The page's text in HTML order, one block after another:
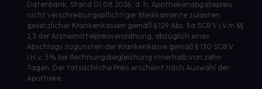
Datenbank, Stand 01.08.2026, d. h. Apothekenabgabepreis
nicht verschreibungspflichtiger Medikamente zulasten
gesetzlicher Krankenkassen gemäß § 129 Abs. 5a SGB V i.V.m §§
2,3 der Arzneimittelpreisverordnung, abzüglich eines
Abschlags zugunsten der Krankenkasse gemäß § 130 SGB V
i.H.v. 5% bei Rechnungsbegleichung innerhalb von zehn
Tagen. Der tatsächliche Preis erscheint nach Auswahl der
Apotheke.